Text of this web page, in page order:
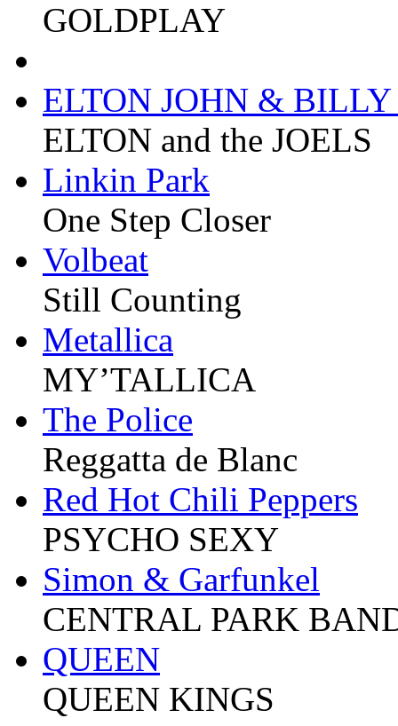
GOLDPLAY
ELTON JOHN & BILLY
ELTON and the JOELS
Linkin Park
One Step Closer
Volbeat
Still Counting
Metallica
MY’TALLICA
The Police
Reggatta de Blanc
Red Hot Chili Peppers
PSYCHO SEXY
Simon & Garfunkel
CENTRAL PARK
QUEEN
QUEEN KINGS